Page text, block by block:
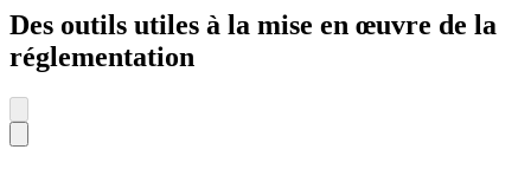
Des outils utiles à la mise en œuvre de la
réglementation